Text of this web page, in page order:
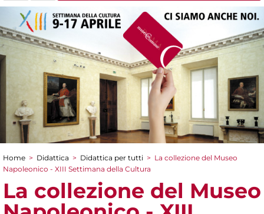
Tu sei qui
Home > Didattica > Didattica per tutti > La collezione del Museo
Napoleonico - XIII Settimana della Cultura
La collezione del Museo